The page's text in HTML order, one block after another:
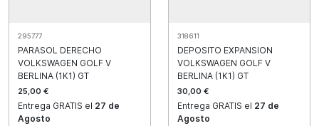
295777
PARASOL DERECHO
VOLKSWAGEN GOLF V
BERLINA (1K1) GT
25,00 €
Entrega GRATIS el 27 de
Agosto
318611
DEPOSITO EXPANSION
VOLKSWAGEN GOLF V
BERLINA (1K1) GT
30,00 €
Entrega GRATIS el 27 de
Agosto